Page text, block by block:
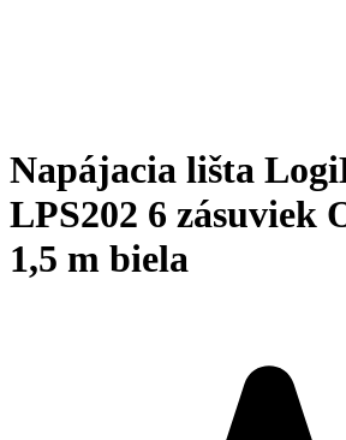
Napájacia lišta
LPS202 6 zásuviek
1,5 m biela